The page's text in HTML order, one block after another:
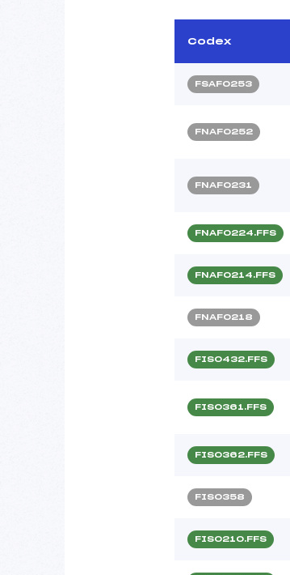
Codex
FSAF0253
FNAF0252
FNAF0231
FNAF0224.FFS
FNAF0214.FFS
FNAF0218
FIS0432.FFS
FIS0361.FFS
FIS0362.FFS
FIS0358
FIS0210.FFS